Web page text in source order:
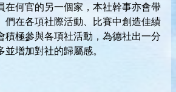
在何官的另一個家，本社幹事亦會帶
們在各項社際活動、比賽中創造佳績
積極參與各項社活動，為德社出一分
增加對社的歸屬感。